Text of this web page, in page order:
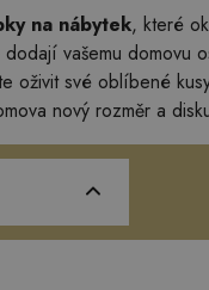
na nábytek, které
vašemu domovu
oživit své oblíbené
nový rozměr a